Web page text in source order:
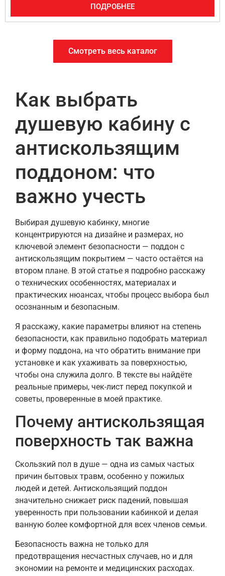
ПОДРОБНЕЕ
Смотреть весь каталог
Как выбрать
душевую кабину с
антискользящим
поддоном: что
важно учесть
Выбирая душевую кабинку, многие
концентрируются на дизайне и размерах, но
ключевой элемент безопасности — поддон с
антискользящим покрытием — часто остаётся на
втором плане. В этой статье я подробно расскажу
о технических особенностях, материалах и
практических нюансах, чтобы процесс выбора был
осознанным и безопасным.
Я расскажу, какие параметры влияют на степень
безопасности, как правильно подобрать материал
и форму поддона, на что обратить внимание при
установке и как ухаживать за поверхностью,
чтобы она служила долго. В тексте вы найдёте
реальные примеры, чек-лист перед покупкой и
советы, проверенные в моей практике.
Почему антискользящая
поверхность так важна
Скользкий пол в душе — одна из самых частых
причин бытовых травм, особенно у пожилых
людей и детей. Антискользящий поддон
значительно снижает риск падений, повышая
уверенность при пользовании кабинкой и делая
ванную более комфортной для всех членов семьи.
Безопасность важна не только для
предотвращения несчастных случаев, но и для
экономии на ремонте и медицинских расходах.